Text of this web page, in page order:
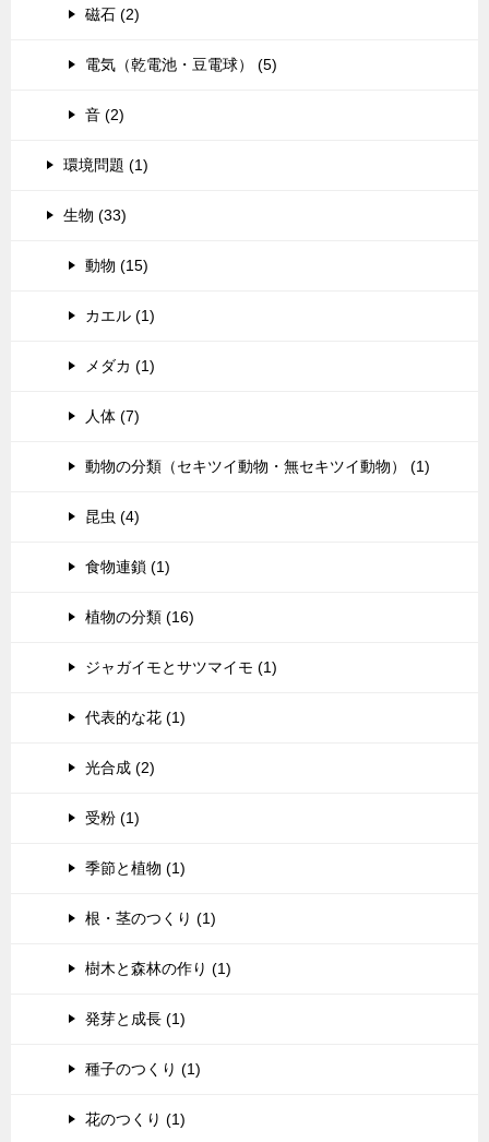
磁石 (2)
電気（乾電池・豆電球） (5)
音 (2)
環境問題 (1)
生物 (33)
動物 (15)
カエル (1)
メダカ (1)
人体 (7)
動物の分類（セキツイ動物・無セキツイ動物） (1)
昆虫 (4)
食物連鎖 (1)
植物の分類 (16)
ジャガイモとサツマイモ (1)
代表的な花 (1)
光合成 (2)
受粉 (1)
季節と植物 (1)
根・茎のつくり (1)
樹木と森林の作り (1)
発芽と成長 (1)
種子のつくり (1)
花のつくり (1)